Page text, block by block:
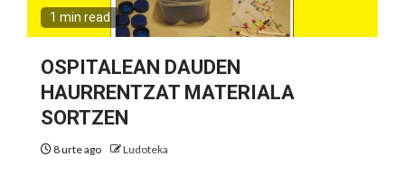
1 min read
OSPITALEAN DAUDEN
HAURRENTZAT MATERIALA
SORTZEN
8 urte ago Ludoteka